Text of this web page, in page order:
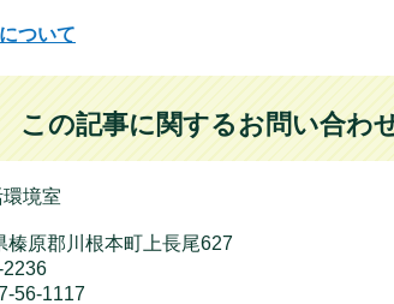
ついて
この記事に関するお問い合わ
境室
榛原郡川根本町上長尾627
2236
56-1117